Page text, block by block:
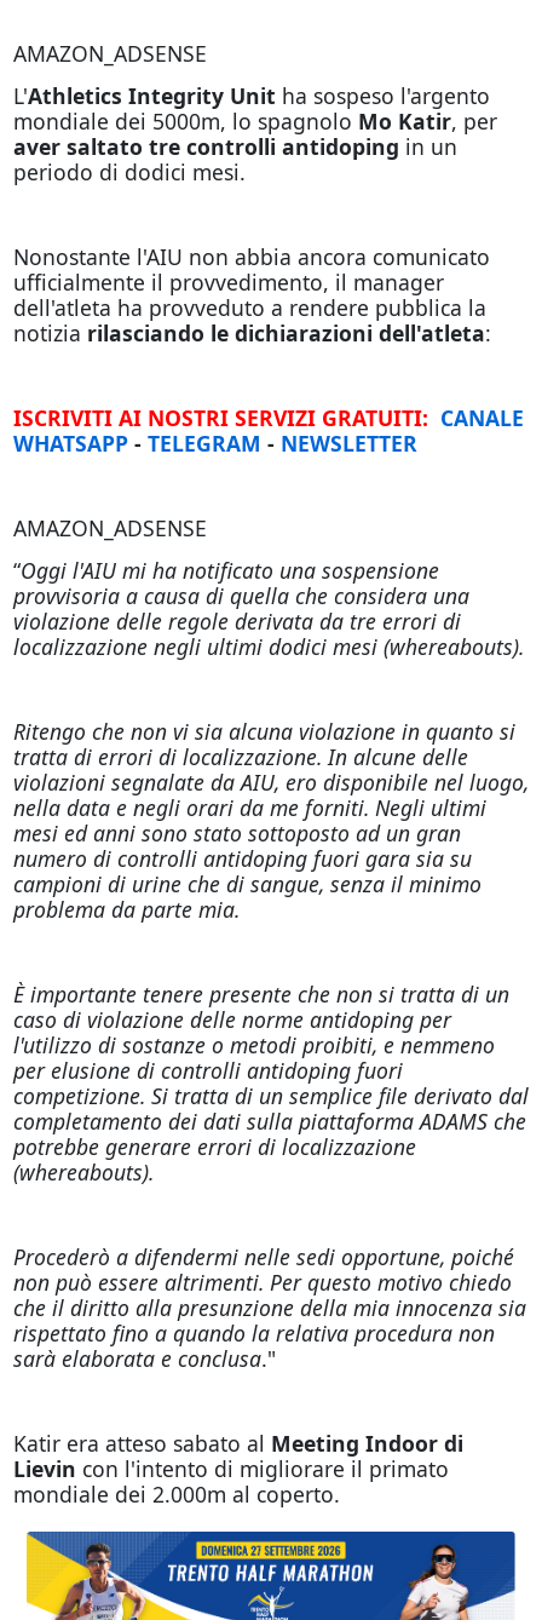
AMAZON_ADSENSE
L'Athletics Integrity Unit ha sospeso l'argento
mondiale dei 5000m, lo spagnolo Mo Katir, per
aver saltato tre controlli antidoping in un
periodo di dodici mesi.
Nonostante l'AIU non abbia ancora comunicato
ufficialmente il provvedimento, il manager
dell'atleta ha provveduto a rendere pubblica la
notizia rilasciando le dichiarazioni dell'atleta:
ISCRIVITI AI NOSTRI SERVIZI GRATUITI: CANALE
WHATSAPP- TELEGRAM - NEWSLETTER
AMAZON_ADSENSE
“Oggi l'AIU mi ha notificato una sospensione
provvisoria a causa di quella che considera una
violazione delle regole derivata da tre errori di
localizzazione negli ultimi dodici mesi (whereabouts).
Ritengo che non vi sia alcuna violazione in quanto si
tratta di errori di localizzazione. In alcune delle
violazioni segnalate da AIU, ero disponibile nel luogo,
nella data e negli orari da me forniti. Negli ultimi
mesi ed anni sono stato sottoposto ad un gran
numero di controlli antidoping fuori gara sia su
campioni di urine che di sangue, senza il minimo
problema da parte mia.
È importante tenere presente che non si tratta di un
caso di violazione delle norme antidoping per
l'utilizzo di sostanze o metodi proibiti, e nemmeno
per elusione di controlli antidoping fuori
competizione. Si tratta di un semplice file derivato dal
completamento dei dati sulla piattaforma ADAMS che
potrebbe generare errori di localizzazione
(whereabouts).
Procederò a difendermi nelle sedi opportune, poiché
non può essere altrimenti. Per questo motivo chiedo
che il diritto alla presunzione della mia innocenza sia
rispettato fino a quando la relativa procedura non
sarà elaborata e conclusa."
Katir era atteso sabato al Meeting Indoor di
Lievin con l'intento di migliorare il primato
mondiale dei 2.000m al coperto.